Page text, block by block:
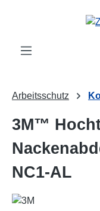
Zum Hauptinhalt
Arbeitsschutz
3M™
NC1-AL